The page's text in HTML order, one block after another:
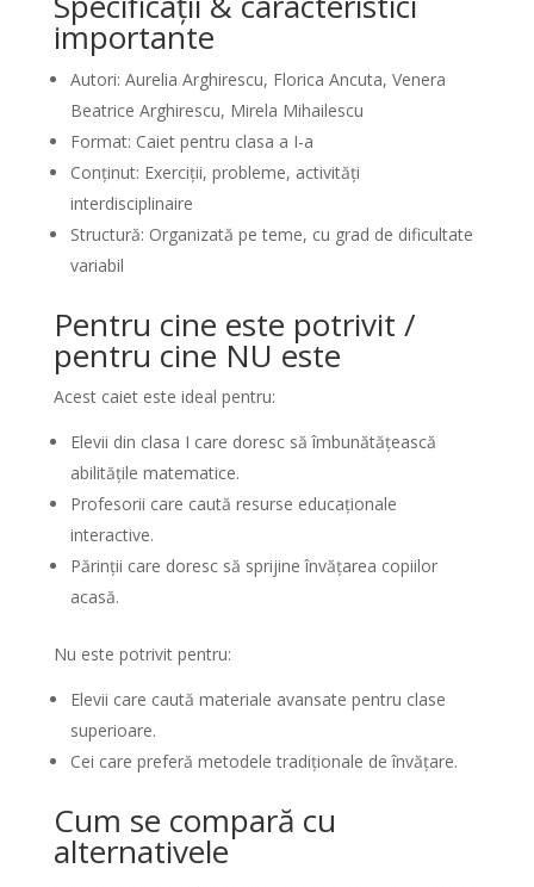
importante
Autori: Aurelia Arghirescu, Florica Ancuta, Venera
Beatrice Arghirescu, Mirela Mihailescu
Format: Caiet pentru clasa a I-a
Conținut: Exerciții, probleme, activități
interdisciplinaire
Structură: Organizată pe teme, cu grad de dificultate
variabil
Pentru cine este potrivit /
pentru cine NU este
Acest caiet este ideal pentru:
Elevii din clasa I care doresc să îmbunătățească
abilitățile matematice.
Profesorii care caută resurse educaționale
interactive.
Părinții care doresc să sprijine învățarea copiilor
acasă.
Nu este potrivit pentru:
Elevii care caută materiale avansate pentru clase
superioare.
Cei care preferă metodele tradiționale de învățare.
Cum se compară cu
alternativele